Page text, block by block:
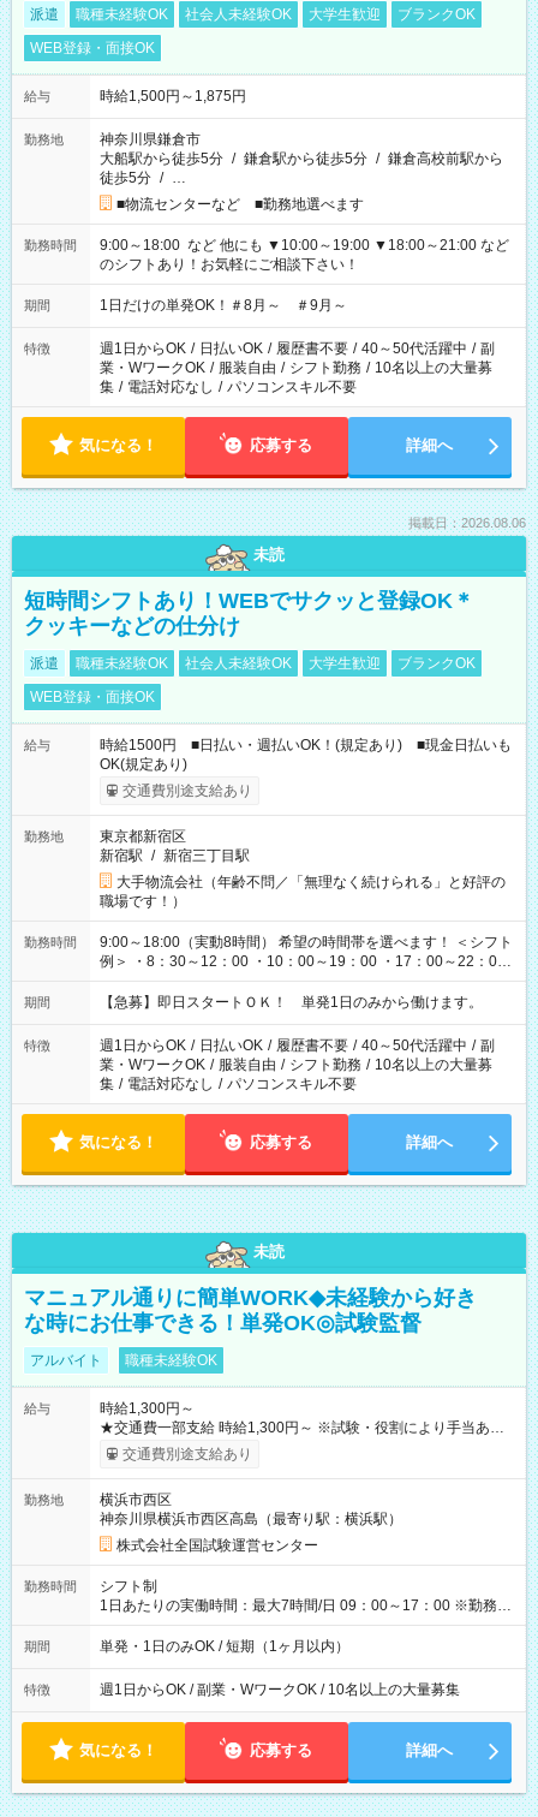
派遣 職種未経験OK 社会人未経験OK 大学生歓迎
ブランクOK
WEB登録・面接OK
給与 時給1,500円～1,875円
勤務地
神奈川県鎌倉市
大船駅から徒歩5分 / 鎌倉駅から徒歩5分 / 鎌倉高校前駅から
徒歩5分 / …
■物流センターなど ■勤務地選べます
勤務時間
9:00～18:00 など 他にも ▼10:00～19:00 ▼18:00～21:00 など
のシフトあり！お気軽にご相談下さい！
期間 1日だけの単発OK！＃8月～ ＃9月～
特徴 週1日からOK / 日払いOK / 履歴書不要 / 40～50代活躍中 / 副
業・WワークOK / 服装自由 / シフト勤務 / 10名以上の大量募
集 / 電話対応なし / パソコンスキル不要
気になる！ 応募する 詳細へ
掲載日：2026.08.06
未読
短時間シフトあり！WEBでサクッと登録OK＊
クッキーなどの仕分け
派遣 職種未経験OK 社会人未経験OK 大学生歓迎
ブランクOK
WEB登録・面接OK
給与
時給1500円 ■日払い・週払いOK！(規定あり) ■現金日払いも
OK(規定あり)
交通費別途支給あり
勤務地
東京都新宿区
新宿駅 / 新宿三丁目駅
大手物流会社（年齢不問／「無理なく続けられる」と好評の
職場です！）
勤務時間
9:00～18:00（実動8時間） 希望の時間帯を選べます！ ＜シフト
例＞ ・8：30～12：00 ・10：00～19：00 ・17：00～22：00
・13：00～22：00 ・22：00～翌6：00 など
期間 【急募】即日スタートＯＫ！ 単発1日のみから働けます。
特徴 週1日からOK / 日払いOK / 履歴書不要 / 40～50代活躍中 / 副
業・WワークOK / 服装自由 / シフト勤務 / 10名以上の大量募
集 / 電話対応なし / パソコンスキル不要
気になる！ 応募する 詳細へ
未読
マニュアル通りに簡単WORK◆未経験から好き
な時にお仕事できる！単発OK◎試験監督
アルバイト 職種未経験OK
給与
時給1,300円～
★交通費一部支給 時給1,300円～ ※試験・役割により手当あり
※勤務回数により昇給あり 【即給（前払い）オプションあ
り！】 希望される場合、勤務から1週間ほどで給与の一部を受け
例】 ・河合塾模擬試験 8:30～17:30（休憩1時間） 時給1,300円
×8時間＝日収10,400円＋交通費 ※当日の役割により時給＋100
円の場合あり ・国家試験 7:00～13:30（休憩なし） 時給1,300
円（役割手当＋100円）×6時間＝日収8,400円＋交通費 【試用期
間】試用期間なし
交通費別途支給あり
勤務地
横浜市西区
神奈川県横浜市西区高島（最寄り駅：横浜駅）
株式会社全国試験運営センター
勤務時間
シフト制
1日あたりの実働時間：最大7時間/日 09：00～17：00 ※勤務時
間は 試験により異なります。
期間 単発・1日のみOK / 短期（1ヶ月以内）
特徴 週1日からOK / 副業・WワークOK / 10名以上の大量募集
気になる！ 応募する 詳細へ